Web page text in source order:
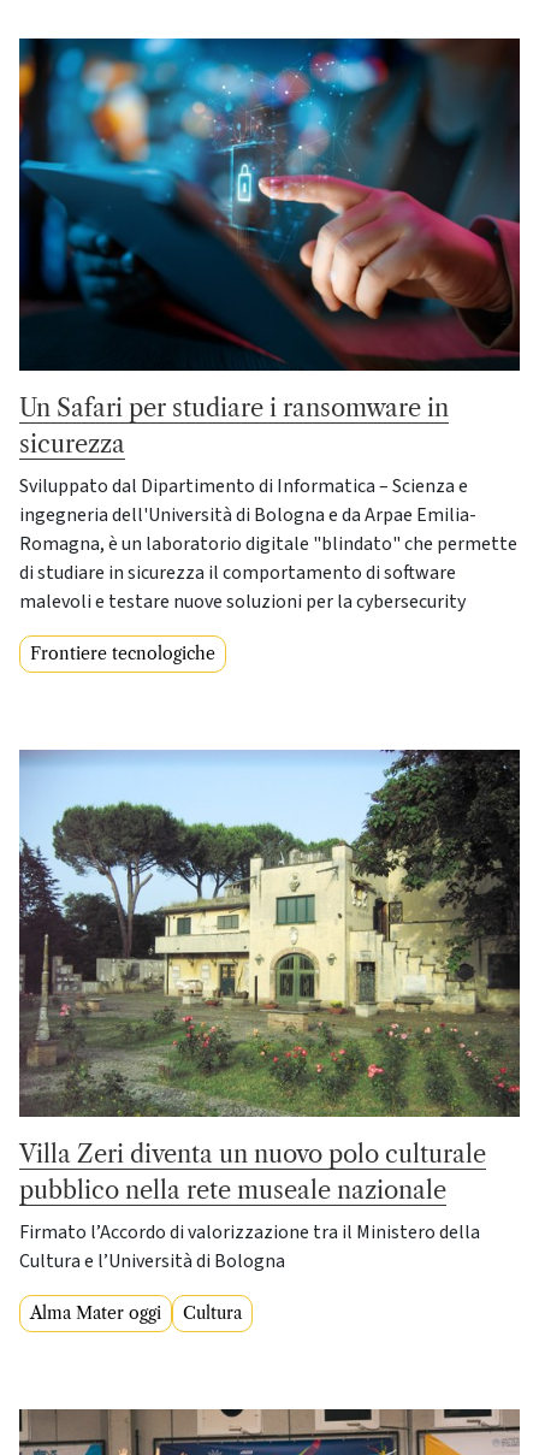
Un Safari per studiare i ransomware in
sicurezza
Sviluppato dal Dipartimento di Informatica – Scienza e
ingegneria dell'Università di Bologna e da Arpae Emilia-
Romagna, è un laboratorio digitale "blindato" che permette
di studiare in sicurezza il comportamento di software
malevoli e testare nuove soluzioni per la cybersecurity
Frontiere tecnologiche
Villa Zeri diventa un nuovo polo culturale
pubblico nella rete museale nazionale
Firmato l’Accordo di valorizzazione tra il Ministero della
Cultura e l’Università di Bologna
Alma Mater oggi Cultura